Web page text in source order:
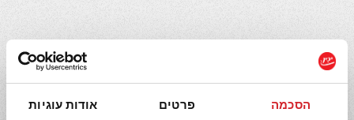
הסכמה פרטים אודות עוגיות